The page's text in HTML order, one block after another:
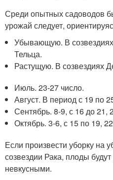
Среди опытных садоводов
урожай следует,
Убывающую. В
Тельца.
Растущую. В созвездиях
Июль. 23-27 число.
Август. В период с 19 по
Сентябрь. 8-9, с 16 до 21,
Октябрь. 3-6, с 15 по 19,
Если произвести уборку на
созвездии Рака, плоды
невкусными.